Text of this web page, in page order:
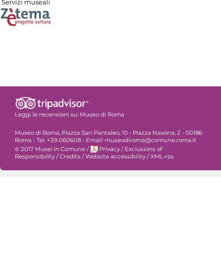
Servizi museali
Leggi le recensioni su: Museo di Roma
Museo di Roma, Piazza San Pantaleo, 10 - Piazza Navona, 2 - 00186
Roma - Tel. +39 060608 - Email: museodiroma@comune.roma.it
© 2017 Musei in Comune / Privacy / Exclusions of
Responsibility /Credits /Website accessibility /XML-rss